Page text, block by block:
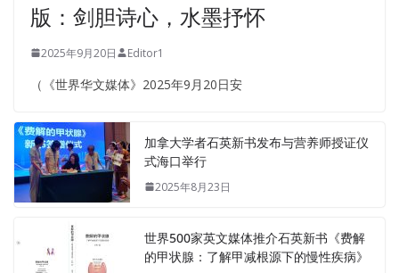
版：剑胆诗心，水墨抒怀
2025年9月20日 Editor1
（《世界华文媒体》2025年9月20日安
加拿大学者石英新书发布与营养师授证仪
式海口举行
2025年8月23日
世界500家英文媒体推介石英新书《费解
的甲状腺：了解甲减根源下的慢性疾病》